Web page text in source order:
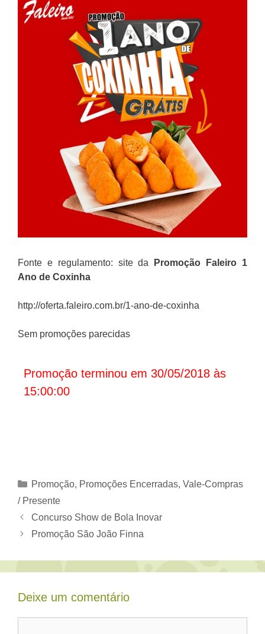
Fonte e regulamento: site da Promoção
Faleiro 1
Ano de Coxinha
http://oferta.faleiro.com.br/1-ano-de-coxinha
Sem promoções parecidas
Promoção terminou em 30/05/2018 às
15:00:00
Categorias
Promoção, Promoções Encerradas, Vale-Compras
/ Presente
Concurso Show de Bola Inovar
Promoção São João Finna
Deixe um comentário